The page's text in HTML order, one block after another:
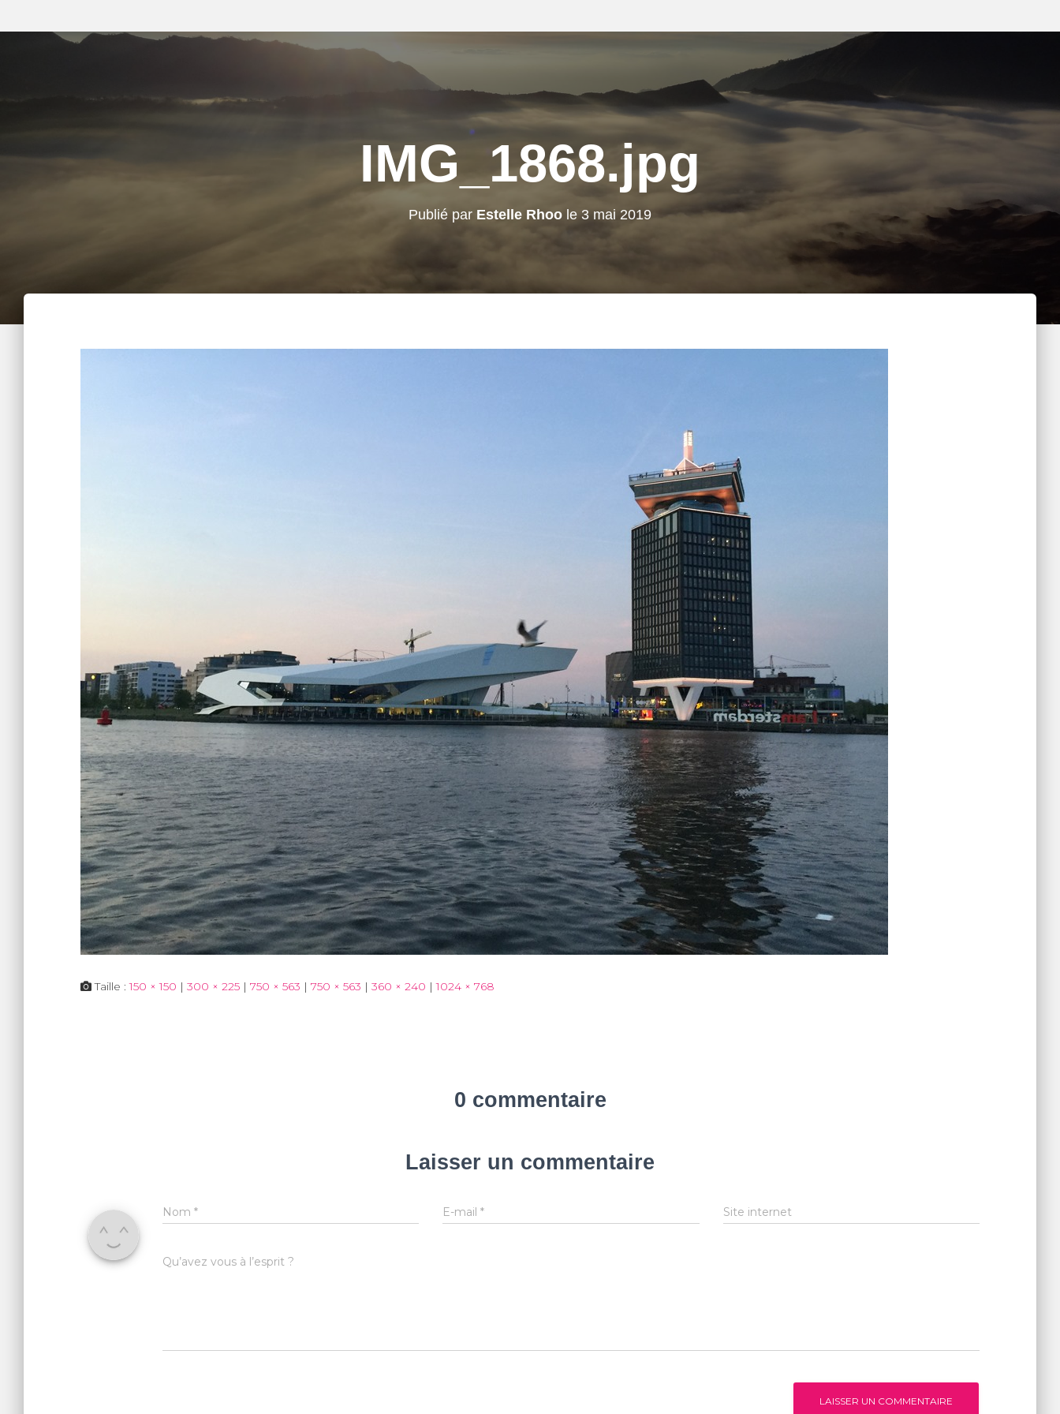
IMG_1868.jpg
Publié par Estelle Rhoo le 3 mai 2019
Taille :150 × 150 | 300 × 225 | 750 × 563 | 750 × 563 | 360 × 240 | 1024 × 768
0 commentaire
Laisser un commentaire
Nom * E-mail* Site internet
Qu’avez vous à l’esprit ?